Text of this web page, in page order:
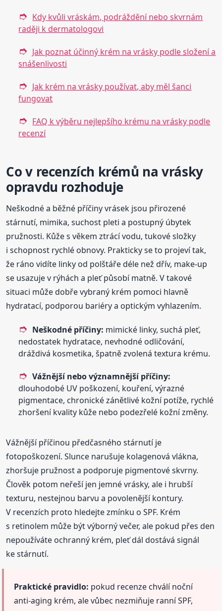
Kdy kvůli vráskám, podráždění nebo skvrnám
raději k dermatologovi
Jak poznat účinný krém na vrásky podle složení a
snášenlivosti
Jak krém na vrásky používat, aby měl šanci
fungovat
FAQ k výběru nejlepšího krému na vrásky podle
recenzí
Co v recenzích krémů na vrásky
opravdu rozhoduje
Neškodné a běžné příčiny vrásek jsou přirozené
stárnutí, mimika, suchost pleti a postupný úbytek
pružnosti. Kůže s věkem ztrácí vodu, tukové složky
i schopnost rychlé obnovy. Prakticky se to projeví tak,
že ráno vidíte linky od polštáře déle než dřív, make-up
se usazuje v rýhách a pleť působí matně. V takové
situaci může dobře vybraný krém pomoci hlavně
hydratací, podporou bariéry a optickým vyhlazením.
Neškodné příčiny: mimické linky, suchá pleť,
nedostatek hydratace, nevhodné odličování,
dráždivá kosmetika, špatně zvolená textura krému.
Vážnější nebo významnější příčiny:
dlouhodobé UV poškození, kouření, výrazné
pigmentace, chronické zánětlivé kožní potíže, rychlé
zhoršení kvality kůže nebo podezřelé kožní změny.
Vážnější příčinou předčasného stárnutí je
fotopoškození. Slunce narušuje kolagenová vlákna,
zhoršuje pružnost a podporuje pigmentové skvrny.
Člověk potom neřeší jen jemné vrásky, ale i hrubší
texturu, nestejnou barvu a povolenější kontury.
V recenzích proto hledejte zmínku o SPF. Krém
s retinolem může být výborný večer, ale pokud přes den
nepoužíváte ochranný krém, pleť dál dostává signál
ke stárnutí.
Praktické pravidlo: pokud recenze chválí noční
anti-aging krém, ale vůbec nezmiňuje ranní SPF,